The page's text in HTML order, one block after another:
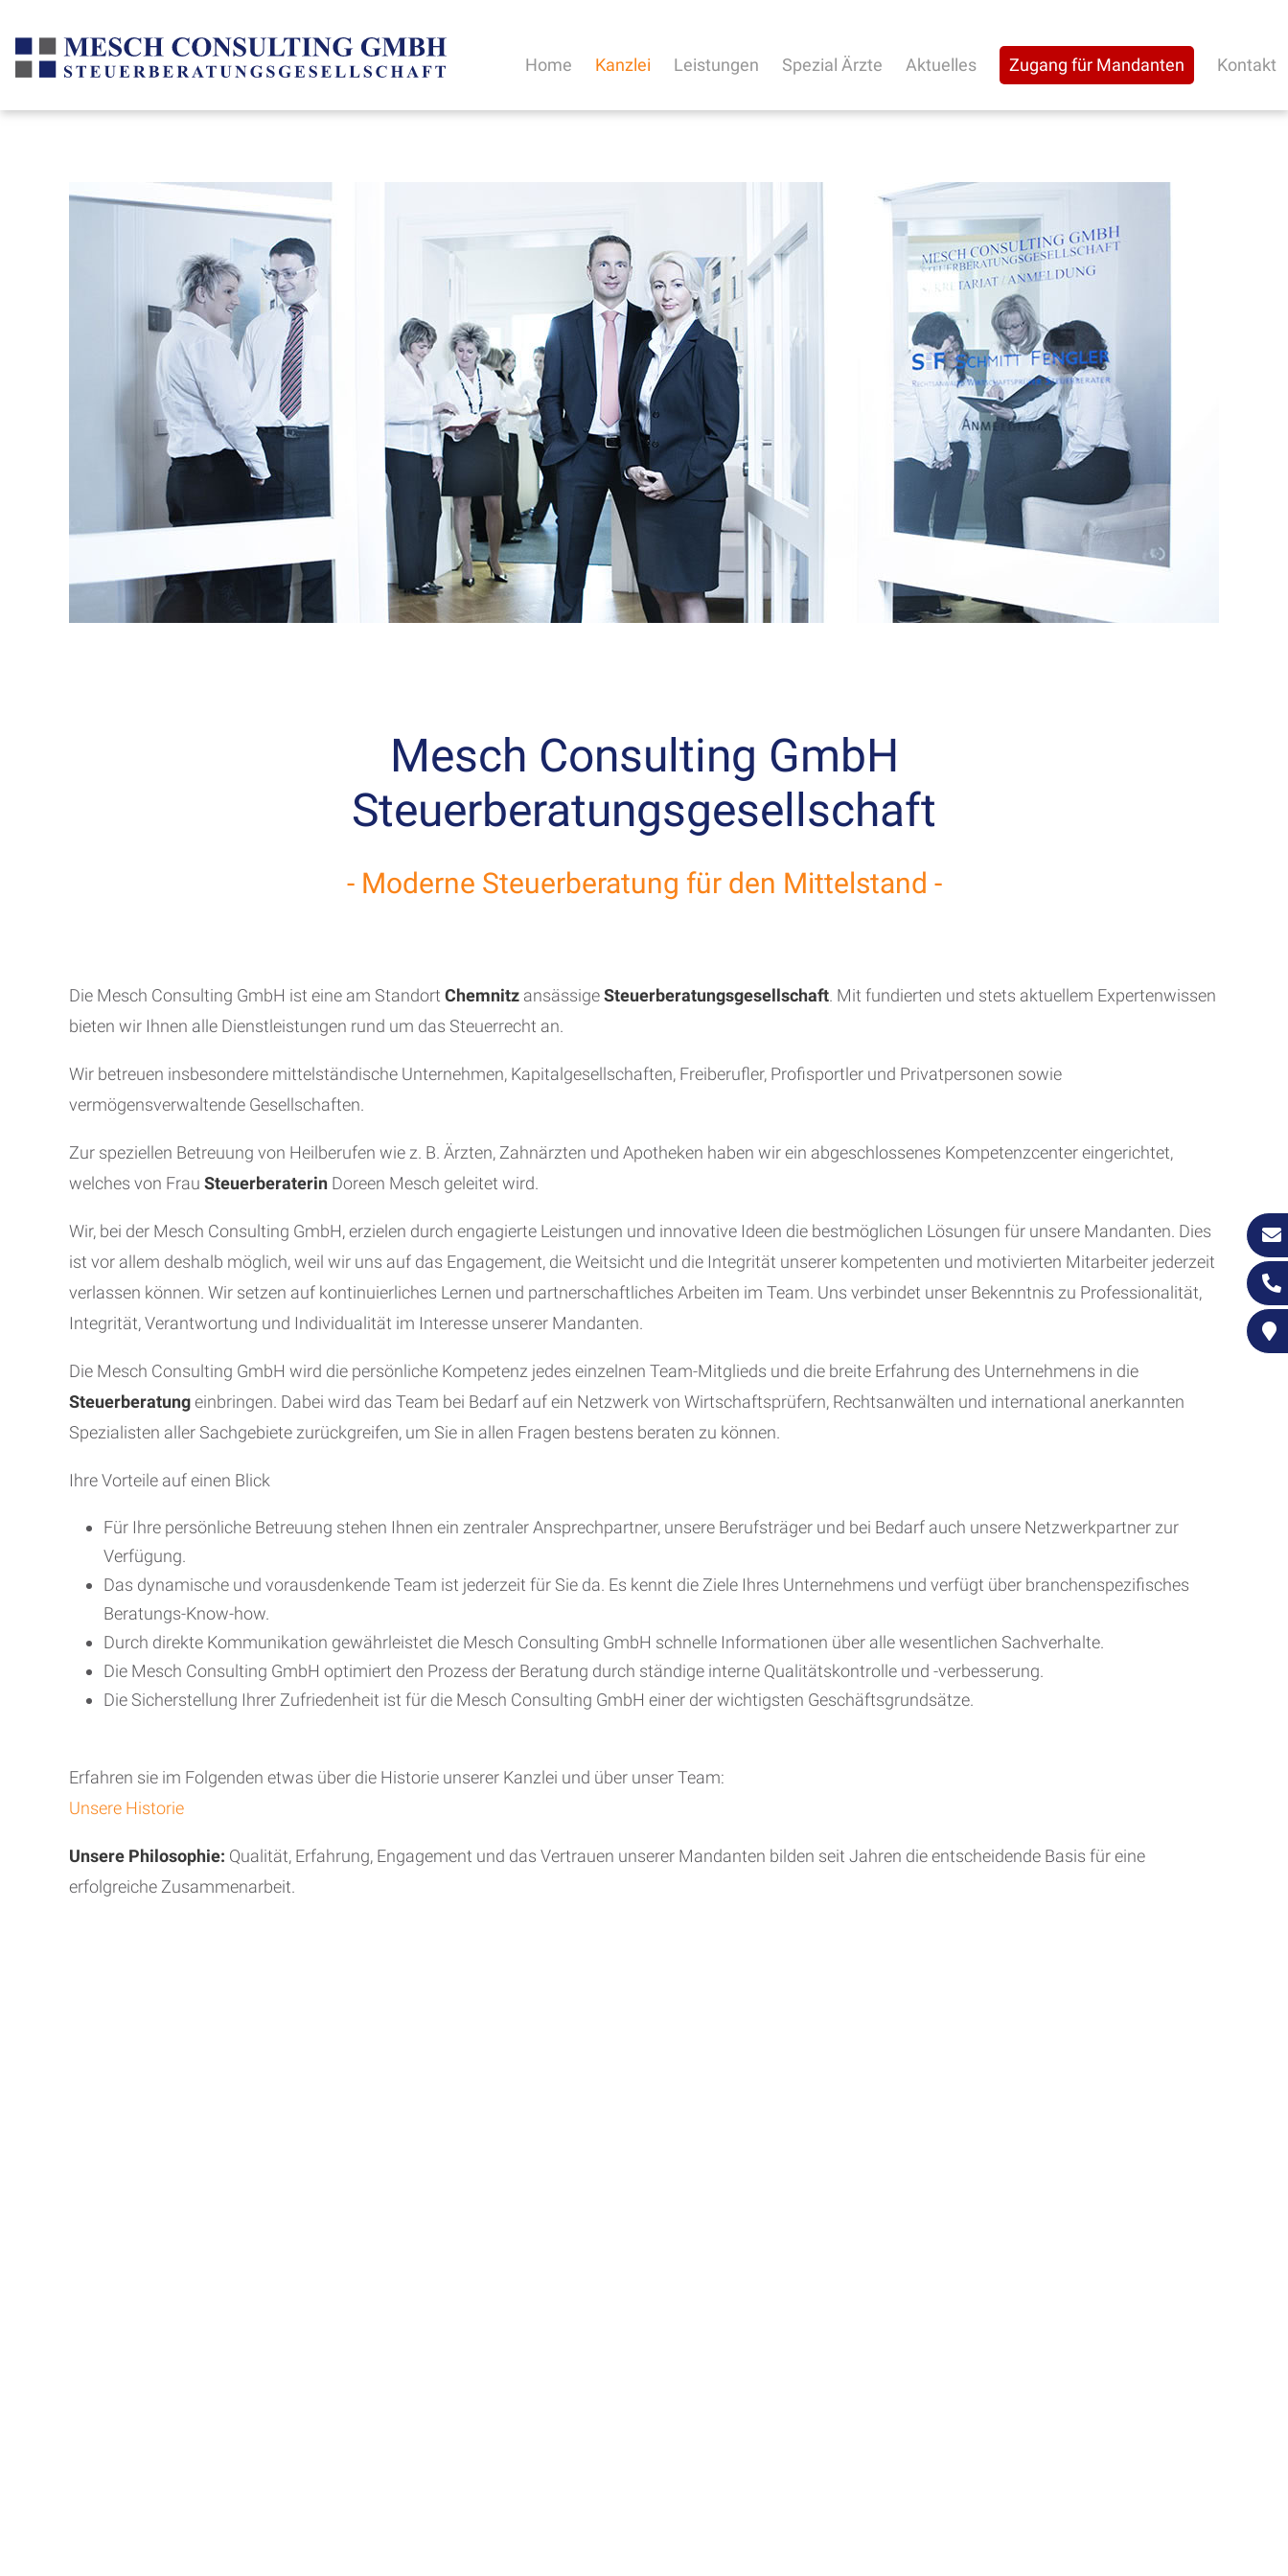
Home Kanzlei Leistungen Spezial Ärzte Aktuelles Zugang für Mandanten Kontakt
Mesch Consulting GmbH
Steuerberatungsgesellschaft
- Moderne Steuerberatung für den Mittelstand -
Die Mesch Consulting GmbH ist eine am Standort Chemnitz ansässigeSteuerberatungsgesellschaft. Mit fundierten und stets aktuellem Expertenwissen
bieten wir Ihnen alle Dienstleistungen rund um das Steuerrecht an.
Wir betreuen insbesondere mittelständische Unternehmen, Kapitalgesellschaften, Freiberufler, Profisportler und Privatpersonen sowie
vermögensverwaltende Gesellschaften.
Zur speziellen Betreuung von Heilberufen wie z. B. Ärzten, Zahnärzten und Apotheken haben wir ein abgeschlossenes Kompetenzcenter eingerichtet,
welches von Frau Steuerberaterin Doreen Mesch geleitet wird.
Wir, bei der Mesch Consulting GmbH, erzielen durch engagierte Leistungen und innovative Ideen die bestmöglichen Lösungen für unsere Mandanten. Dies
ist vor allem deshalb möglich, weil wir uns auf das Engagement, die Weitsicht und die Integrität unserer kompetenten und motivierten Mitarbeiter jederzeit
verlassen können. Wir setzen auf kontinuierliches Lernen und partnerschaftliches Arbeiten im Team. Uns verbindet unser Bekenntnis zu Professionalität,
Integrität, Verantwortung und Individualität im Interesse unserer Mandanten.
Die Mesch Consulting GmbH wird die persönliche Kompetenz jedes einzelnen Team-Mitglieds und die breite Erfahrung des Unternehmens in die
Steuerberatungeinbringen. Dabei wird das Team bei Bedarf auf ein Netzwerk von Wirtschaftsprüfern, Rechtsanwälten und international anerkannten
Spezialisten aller Sachgebiete zurückgreifen, um Sie in allen Fragen bestens beraten zu können.
Ihre Vorteile auf einen Blick
Für Ihre persönliche Betreuung stehen Ihnen ein zentraler Ansprechpartner, unsere Berufsträger und bei Bedarf auch unsere Netzwerkpartner zur
Verfügung.
Das dynamische und vorausdenkende Team ist jederzeit für Sie da. Es kennt die Ziele Ihres Unternehmens und verfügt über branchenspezifisches
Beratungs-Know-how.
Durch direkte Kommunikation gewährleistet die Mesch Consulting GmbH schnelle Informationen über alle wesentlichen Sachverhalte.
Die Mesch Consulting GmbH optimiert den Prozess der Beratung durch ständige interne Qualitätskontrolle und -verbesserung.
Die Sicherstellung Ihrer Zufriedenheit ist für die Mesch Consulting GmbH einer der wichtigsten Geschäftsgrundsätze.
Erfahren sie im Folgenden etwas über die Historie unserer Kanzlei und über unser Team:
Unsere Historie
Unsere Philosophie: Qualität, Erfahrung, Engagement und das Vertrauen unserer Mandanten bilden seit Jahren die entscheidende Basis für eine
erfolgreiche Zusammenarbeit.